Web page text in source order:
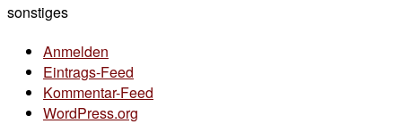
sonstiges
Anmelden
Eintrags-Feed
Kommentar-Feed
WordPress.org